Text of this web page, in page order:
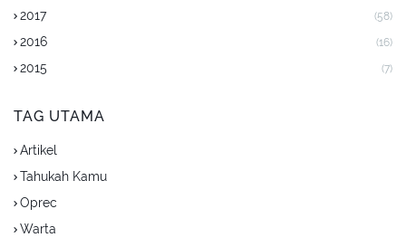
2017 (58)
2016 (16)
2015 (7)
TAG UTAMA
Artikel
Tahukah Kamu
Oprec
Warta